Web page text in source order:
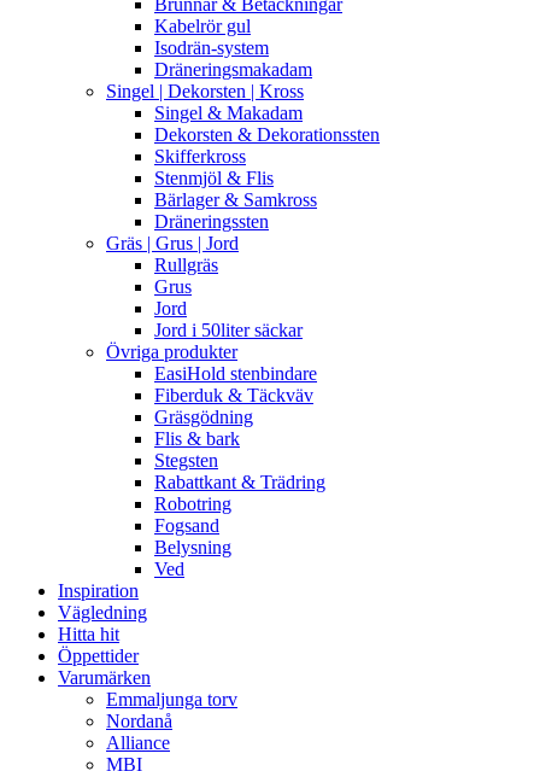
Brunnar & Betäckningar
Kabelrör gul
Isodrän-system
Dräneringsmakadam
Singel | Dekorsten | Kross
Singel & Makadam
Dekorsten & Dekorationssten
Skifferkross
Stenmjöl & Flis
Bärlager & Samkross
Dräneringssten
Gräs | Grus | Jord
Rullgräs
Grus
Jord
Jord i 50liter säckar
Övriga produkter
EasiHold stenbindare
Fiberduk & Täckväv
Gräsgödning
Flis & bark
Stegsten
Rabattkant & Trädring
Robotring
Fogsand
Belysning
Ved
Inspiration
Vägledning
Hitta hit
Öppettider
Varumärken
Emmaljunga torv
Nordanå
Alliance
MBI